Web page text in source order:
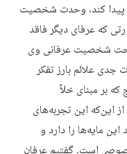
پیدا کند، وحدت شخصیت
که عرفای دیگر فاقد
شخصیت عرفانی وی
جدی علائم بارز تفکر
بر مبنای خلأ
این‌که این تجربه‌های
مایه‌ها را دارد و